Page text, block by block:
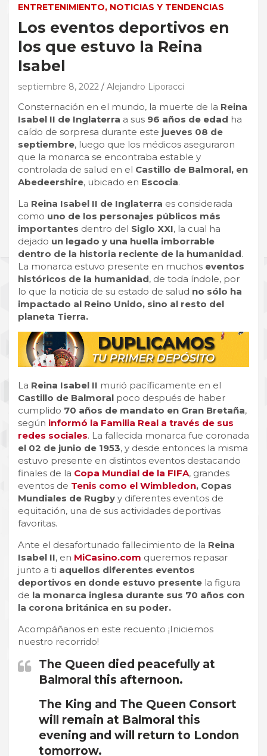
ENTRETENIMIENTO, NOTICIAS Y TENDENCIAS
Los eventos deportivos en
los que estuvo la Reina
Isabel
septiembre 8, 2022 Alejandro Liporacci
Consternación en el mundo, la muerte de la Reina
Isabel II de Inglaterra a sus 96 años de edad ha
caído de sorpresa durante este jueves 08 de
septiembre, luego que los médicos aseguraron
que la monarca se encontraba estable y
controlada de salud en el Castillo de Balmoral, en
Abedeershire, ubicado en Escocia.
La Reina Isabel II de Inglaterra es considerada
como uno de los personajes públicos más
importantes dentro del Siglo XXI, la cual ha
dejado un legado y una huella imborrable
dentro de la historia reciente de la humanidad.
La monarca estuvo presente en muchos eventos
históricos de la humanidad, de toda índole, por
lo que la noticia de su estado de salud no sólo ha
impactado al Reino Unido, sino al resto del
planeta Tierra.
La Reina Isabel II murió pacíficamente en el
Castillo de Balmoral poco después de haber
cumplido 70 años de mandato en Gran Bretaña,
según informó la Familia Real a través de sus
redes sociales. La fallecida monarca fue coronada
el 02 de junio de 1953, y desde entonces la misma
estuvo presente en distintos eventos destacando
finales de la Copa Mundial de la FIFA, grandes
eventos de Tenis como el Wimbledon, Copas
Mundiales de Rugby y diferentes eventos de
equitación, una de sus actividades deportivas
favoritas.
Ante el desafortunado fallecimiento de la Reina
Isabel II, en MiCasino.com queremos repasar
junto a ti aquellos diferentes eventos
deportivos en donde estuvo presente la figura
de la monarca inglesa durante sus 70 años con
la corona británica en su poder.
Acompáñanos en este recuento ¡Iniciemos
nuestro recorrido!
The Queen died peacefully at
Balmoral this afternoon.
The King and The Queen Consort
will remain at Balmoral this
evening and will return to London
tomorrow.